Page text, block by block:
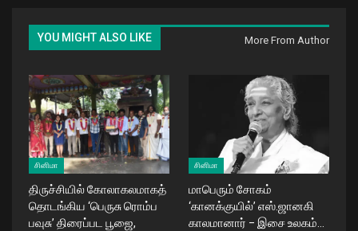
YOU MIGHT ALSO LIKE More From Author
சினிமா
திருச்சியில் கோலாகலமாகத்
தொடங்கிய ‘பெருசு ரொம்ப
பவுசு’ திரைப்பட பூஜை,
சினிமா
மாபெரும் சோகம்
‘கானக்குயில்’ எஸ்.ஜானகி
காலமானார் – இசை உலகம்…